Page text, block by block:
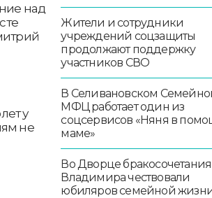
над
у
не
Жители и сотрудники
учреждений соцзащиты
продолжают поддержку
участников СВО
В Селивановском
МФЦ работает один из
соцсервисов «Няня в
маме»
Во Дворце бракосочетания
Владимира чествовали
юбиляров семейной